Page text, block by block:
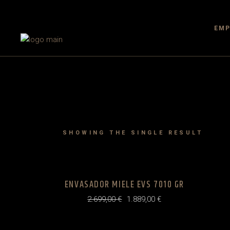
SHOWING THE SINGLE RESULT
ENVASADOR MIELE EVS 7010 GR
2.699,00€
Original
1.889,00€
Current